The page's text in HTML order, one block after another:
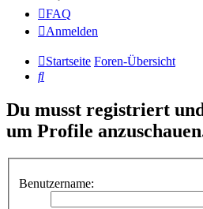
FAQ
Anmelden
Startseite Foren-Übersicht
Suche
Du musst registriert
um Profile
Benutzername: